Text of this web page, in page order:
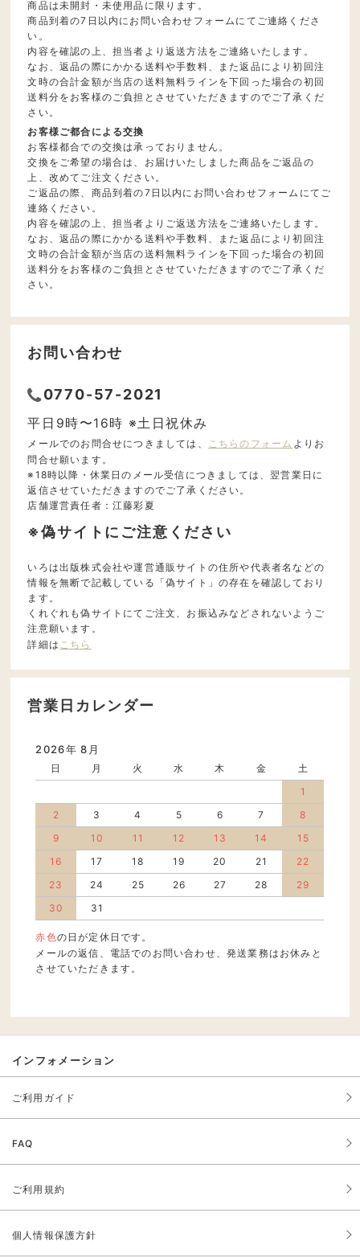
商品は未開封・未使用品に限ります。
商品到着の7日以内にお問い合わせフォームにてご連絡くださ
い。
内容を確認の上、担当者より返送方法をご連絡いたします。
なお、返品の際にかかる送料や手数料、また返品により初回注
文時の合計金額が当店の送料無料ラインを下回った場合の初回
送料分をお客様のご負担とさせていただきますのでご了承くだ
さい。
お客様ご都合による交換
お客様都合での交換は承っておりません。
交換をご希望の場合は、お届けいたしました商品をご返品の
上、改めてご注文ください。
ご返品の際、商品到着の7日以内にお問い合わせフォームにてご
連絡ください。
内容を確認の上、担当者よりご返送方法をご連絡いたします。
なお、返品の際にかかる送料や手数料、また返品により初回注
文時の合計金額が当店の送料無料ラインを下回った場合の初回
送料分をお客様のご負担とさせていただきますのでご了承くだ
さい。
お問い合わせ
0770-57-2021
平日9時〜16時 ※土日祝休み
メールでのお問合せにつきましては、 こちらのフォーム よりお
問合せ願います。
※18時以降・休業日のメール受信につきましては、翌営業日に
返信させていただきますのでご了承ください。
店舗運営責任者：江藤彩夏
※偽サイトにご注意ください
いろは出版株式会社や運営通販サイトの住所や代表者名などの
情報を無断で記載している「偽サイト」の存在を確認しており
ます。
くれぐれも偽サイトにてご注文、お振込みなどされないようご
注意願います。
詳細は こちら
営業日カレンダー
2026年 8月
日 月 火 水 木 金
土
1
2
3 4 5 6 7
8
9
10 11 12 13 14
15
16
17 18 19 20 21
22
23
24 25 26 27 28
29
30
31
赤色の日が定休日です。
メールの返信、電話でのお問い合わせ、発送業務はお休みと
させていただきます。
インフォメーション
ご利用ガイド
FAQ
ご利用規約
個人情報保護方針